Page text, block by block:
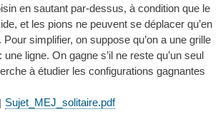
en sautant par-dessus, à condition que le
et les pions ne peuvent se déplacer qu’en
simplifier, on suppose qu’on a une grille
ligne. On gagne s’il ne reste qu’un seul
à étudier les configurations gagnantes
Sujet_MEJ_solitaire.pdf